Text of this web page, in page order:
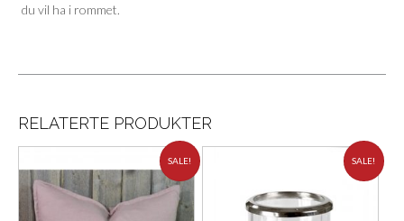
du vil ha i rommet.
RELATERTE PRODUKTER
SALE! SALE!